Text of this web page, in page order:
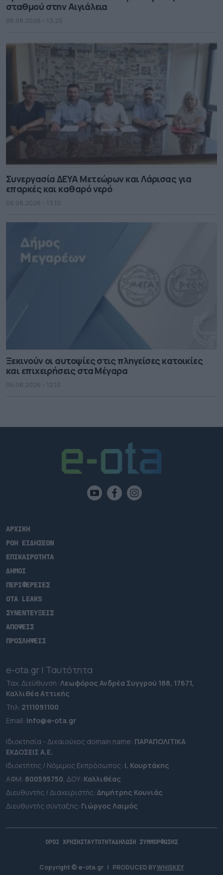
σταθμού στην Αιγιάλεια
06.08.2026 - 13.25
Συνεργασία ΔΕΥΑ Μετεώρων και Λάρισας για
επαρκές και καθαρό νερό
06.08.2026 - 13.10
Ξεκινούν οι αυτοψίες στις πληγείσες κατοικίες
και επιχειρήσεις στα Μέγαρα
06.08.2026 - 12.10
ΑΡΧΙΚΗ
ΡΟΗ ΕΙΔΗΣΕΩΝ
ΕΠΙΚΑΙΡΟΤΗΤΑ
ΔΗΜΟΙ
ΠΕΡΙΦΕΡΕΙΕΣ
OTA LEAKS
ΣΥΝΕΝΤΕΥΞΕΙΣ
ΑΠΟΨΕΙΣ
ΠΡΟΣΛΗΨΕΙΣ
e-ota.gr | Ταυτότητα
Ταχ. Διεύθυνση: Λεωφόρος Ανδρέα Συγγρού 188, 17671,
Καλλιθέα Αττικής
Τηλ: 2111091100
Εmail: info@e-ota.gr
Ιδιοκτησία - Δικαιούχος domain name: ΠΑΡΑΠΟΛΙΤΙΚΑ
ΕΚΔΟΣΕΙΣ A.E.
Ιδιοκτήτης / Νόμιμος Εκπρόσωπος: Ι. Κουρτάκης
ΑΦΜ: 800595750, ΔΟΥ: Καλλιθέας
Διευθυντής / Διαχειριστής: Δημήτρης Κουνιάς
Διευθυντής σύνταξης: Γιώργος Λαιμός
ΟΡΟΙ ΧΡΗΣΗΣΤΑΥΤΟΤΗΤΑΔΗΛΩΣΗ ΣΥΜΜΟΡΦΩΣΗΣ
Copyright © e-ota.gr | PRODUCED BYWHISKEY